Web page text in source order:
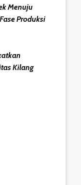
Menuju
Produksi
Kilang